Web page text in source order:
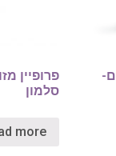
פרופיין
סלמון
more